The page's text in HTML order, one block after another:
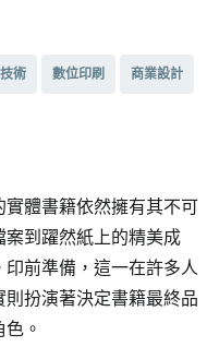
術 數位印刷 商業設計
體書籍依然擁有其不可
到躍然紙上的精美成
前準備，這一在許多人
扮演著決定書籍最終品
。